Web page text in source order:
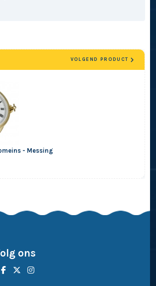
- Messing
VOLGEND PRODUCT
ons